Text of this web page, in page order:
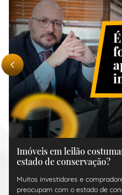
Imóveis em leilão
estado de conservação?
Muitos investidores e
preocupam com o estado de